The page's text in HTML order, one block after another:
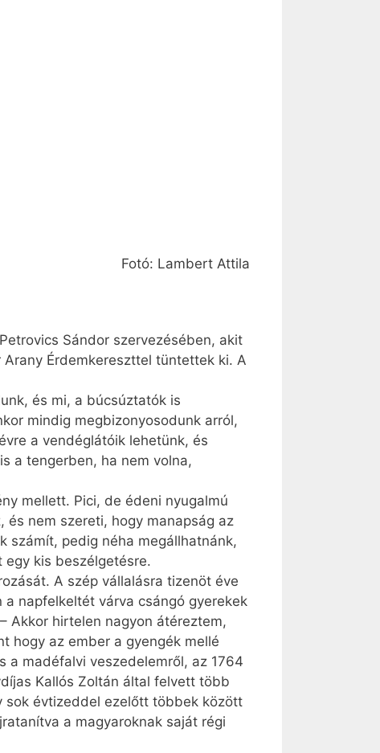
Fotó: Lambert Attila
Sándor szervezésében, akit
Érdemkereszttel tüntettek ki. A
és mi, a búcsúztatók is
mindig megbizonyosodunk arról,
a vendéglátóik lehetünk, és
a tengerben, ha nem volna,
mellett. Pici, de édeni nyugalmú
nem szereti, hogy manapság az
számít, pedig néha megállhatnánk,
kis beszélgetésre.
A szép vállalásra tizenöt éve
napfelkeltét várva csángó gyerekek
Akkor hirtelen nagyon átéreztem,
hogy az ember a gyengék mellé
a madéfalvi veszedelemről, az 1764
Kallós Zoltán által felvett több
sok évtizeddel ezelőtt többek között
a magyaroknak saját régi